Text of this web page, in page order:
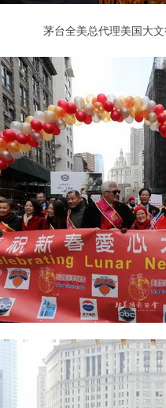
茅台全美总代理美国大